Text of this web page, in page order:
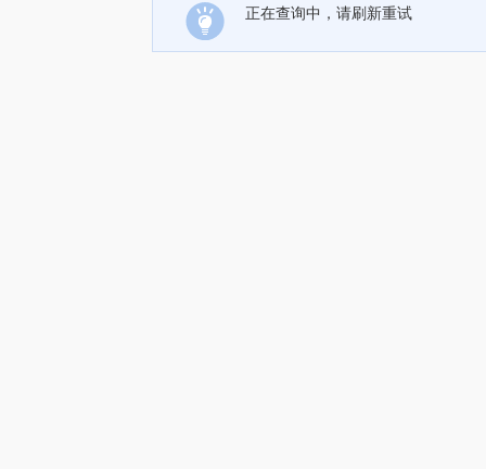
正在查询中，请刷新重试